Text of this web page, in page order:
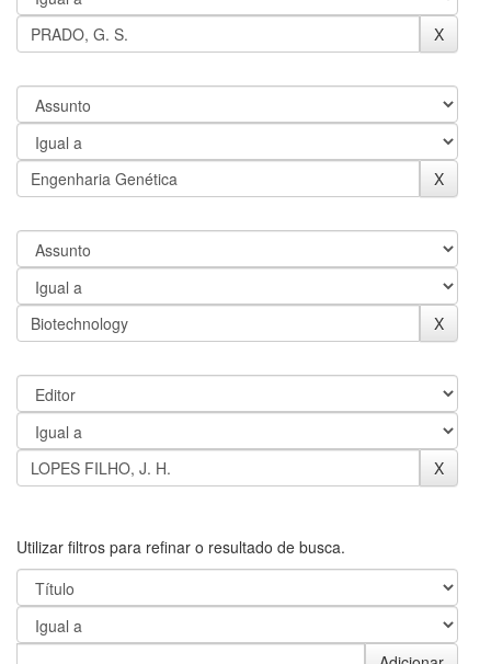
Utilizar filtros para refinar o resultado de busca.